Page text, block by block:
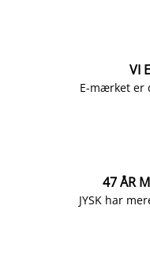
VI
E-mærket er
47 ÅR
JYSK har